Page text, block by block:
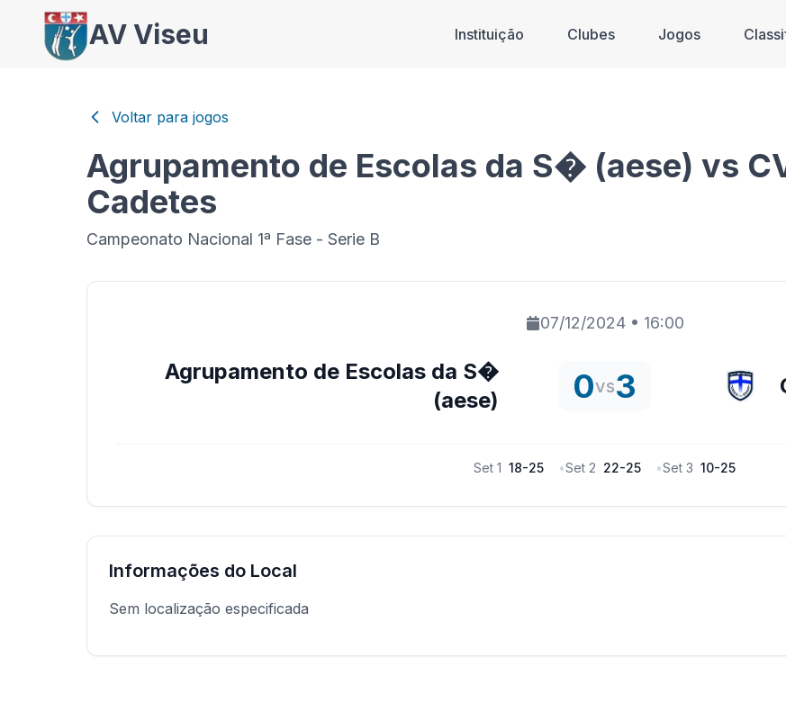
AV Viseu Instituição Clubes Jogos
Voltar para jogos
Agrupamento de Escolas da S� (aese) vs
Cadetes
Campeonato Nacional 1ª Fase - Serie B
07/12/2024• 16:00
Agrupamento de Escolas da S�
(aese)
0vs3
Set1 18-25 •Set 2 22-25 •Set3 10-25
Informações do Local
Sem localização especificada